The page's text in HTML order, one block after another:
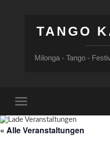
TANGO
Milonga - Tango -
Menü
ein-/ausblenden
« Alle Veranstaltungen